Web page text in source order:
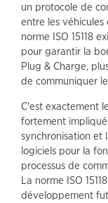
un protocole de
entre les
norme ISO 15118
pour garantir la
Plug & Charge,
de communiquer
C'est exactement
fortement
synchronisation et
logiciels pour la
processus de
La norme ISO
développement